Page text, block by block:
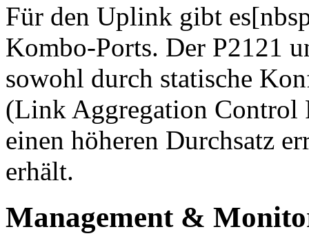
Für den Uplink gibt
Kombo-Ports. Der P2121
sowohl durch statische
(Link Aggregation Control
einen höheren Durchsatz
erhält.
Management &